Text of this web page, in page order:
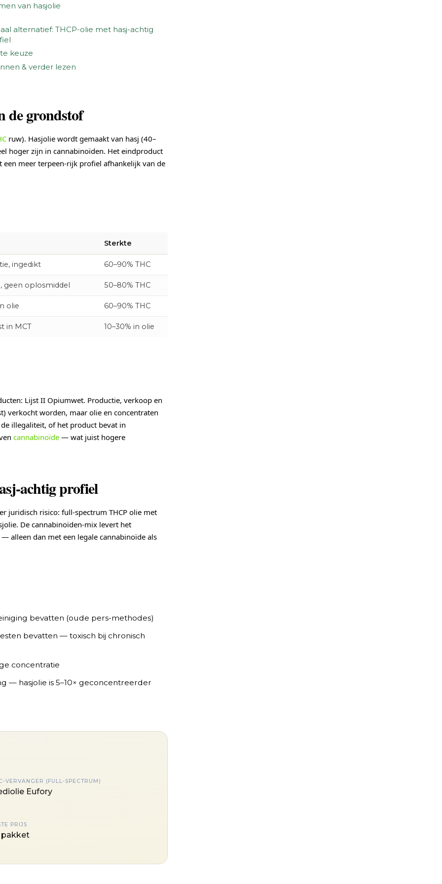
van hasjolie
alternatief: THCP-olie met hasj-achtig
keuze
& verder lezen
de grondstof
ruw). Hasjolie wordt gemaakt van hasj (40–
hoger zijn in cannabinoïden. Het eindproduct
een meer terpeen-rijk profiel afhankelijk van de
Sterkte
ingedikt 60–90% THC
geen oplosmiddel 50–80% THC
olie 60–90% THC
in MCT 10–30% in olie
Lijst II Opiumwet. Productie, verkoop en
verkocht worden, maar olie en concentraten
illegaliteit, of het product bevat in
cannabinoïde — wat juist hogere
achtig profiel
juridisch risico: full-spectrum THCP olie met
De cannabinoïden-mix levert het
alleen dan met een legale cannabinoïde als
bevatten (oude pers-methodes)
bevatten — toxisch bij chronisch
concentratie
— hasjolie is 5–10× geconcentreerder
VERVANGER (FULL-SPECTRUM)
Eufory
PRIJS
pakket